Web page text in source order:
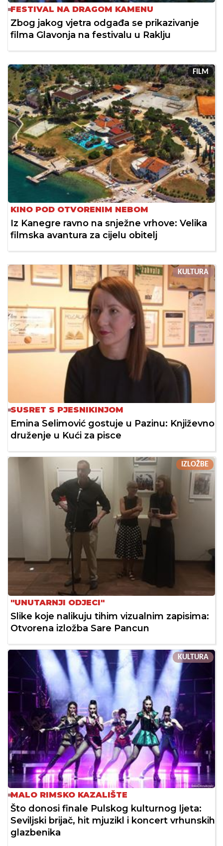
FESTIVAL NA DRAGOM KAMENU
Zbog jakog vjetra odgađa se prikazivanje
filma Glavonja na festivalu u Raklju
FILM
KINO POD OTVORENIM NEBOM
Iz Kanegre ravno na snježne vrhove: Velika
filmska avantura za cijelu obitelj
KULTURA
SUSRET S PJESNIKINJOM
Emina Selimović gostuje u Pazinu: Književno
druženje u Kući za pisce
IZLOŽBE
"UNUTARNJI ODJECI"
Slike koje nalikuju tihim vizualnim zapisima:
Otvorena izložba Sare Pancun
KULTURA
MALO RIMSKO KAZALIŠTE
Što donosi finale Pulskog kulturnog ljeta:
Seviljski brijač, hit mjuzikl i koncert vrhunskih
glazbenika